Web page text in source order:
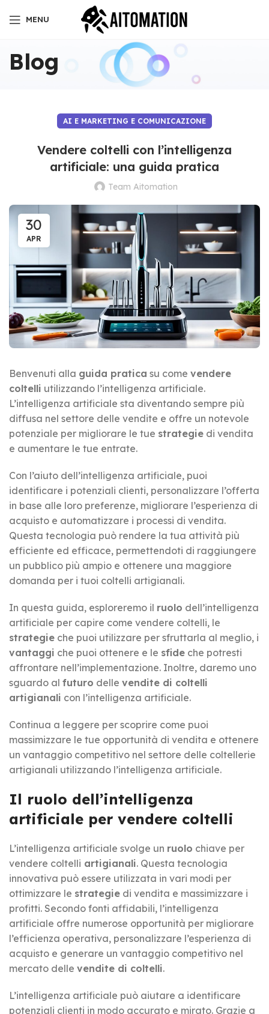
MENU
Blog
AI E MARKETING E COMUNICAZIONE
Vendere coltelli con l’intelligenza
artificiale: una guida pratica
Team Aitomation
30
APR
Benvenuti alla guida pratica su come vendere
coltelli utilizzando l’intelligenza artificiale.
L’intelligenza artificiale sta diventando sempre più
diffusa nel settore delle vendite e offre un notevole
potenziale per migliorare le tue strategie di vendita
e aumentare le tue entrate.
Con l’aiuto dell’intelligenza artificiale, puoi
identificare i potenziali clienti, personalizzare l’offerta
in base alle loro preferenze, migliorare l’esperienza di
acquisto e automatizzare i processi di vendita.
Questa tecnologia può rendere la tua attività più
efficiente ed efficace, permettendoti di raggiungere
un pubblico più ampio e ottenere una maggiore
domanda per i tuoi coltelli artigianali.
In questa guida, esploreremo il ruolo dell’intelligenza
artificiale per capire come vendere coltelli, le
strategie che puoi utilizzare per sfruttarla al meglio, i
vantaggi che puoi ottenere e le sfide che potresti
affrontare nell’implementazione. Inoltre, daremo uno
sguardo al futuro delle vendite di coltelli
artigianali con l’intelligenza artificiale.
Continua a leggere per scoprire come puoi
massimizzare le tue opportunità di vendita e ottenere
un vantaggio competitivo nel settore delle coltellerie
artigianali utilizzando l’intelligenza artificiale.
Il ruolo dell’intelligenza
artificiale per vendere coltelli
L’intelligenza artificiale svolge un ruolo chiave per
vendere coltelli artigianali. Questa tecnologia
innovativa può essere utilizzata in vari modi per
ottimizzare le strategie di vendita e massimizzare i
profitti. Secondo fonti affidabili, l’intelligenza
artificiale offre numerose opportunità per migliorare
l’efficienza operativa, personalizzare l’esperienza di
acquisto e generare un vantaggio competitivo nel
mercato delle vendite di coltelli.
L’intelligenza artificiale può aiutare a identificare
potenziali clienti in modo accurato e mirato. Grazie a